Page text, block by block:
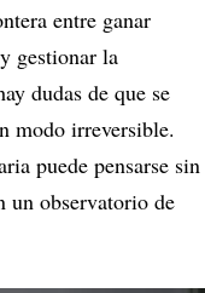
entre ganar
gestionar la
dudas de que se
modo irreversible.
puede pensarse sin
un observatorio de